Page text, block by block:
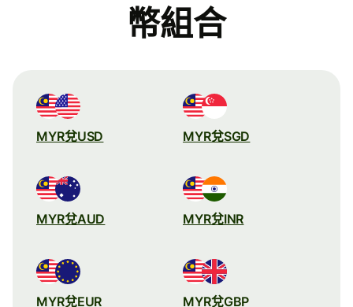
幣組合
MYR兌USD MYR兌SGD
MYR兌AUD MYR兌INR
MYR兌EUR MYR兌GBP